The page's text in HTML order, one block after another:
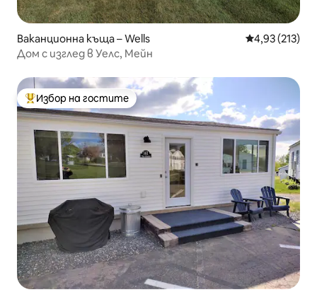
Ваканционна къща – Wells Средна
4,93 (213)
Дом с изглед в Уелс, Мейн
Най-популярен избор на гостите
Избор на гостите